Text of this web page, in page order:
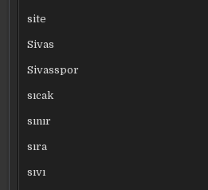
site
Sivas
Sivasspor
sıcak
sınır
sıra
sıvı